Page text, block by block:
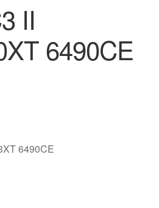
II
6490CE
6490CE